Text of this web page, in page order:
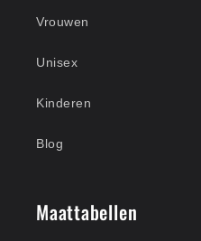
Vrouwen
Unisex
Kinderen
Blog
Maattabellen